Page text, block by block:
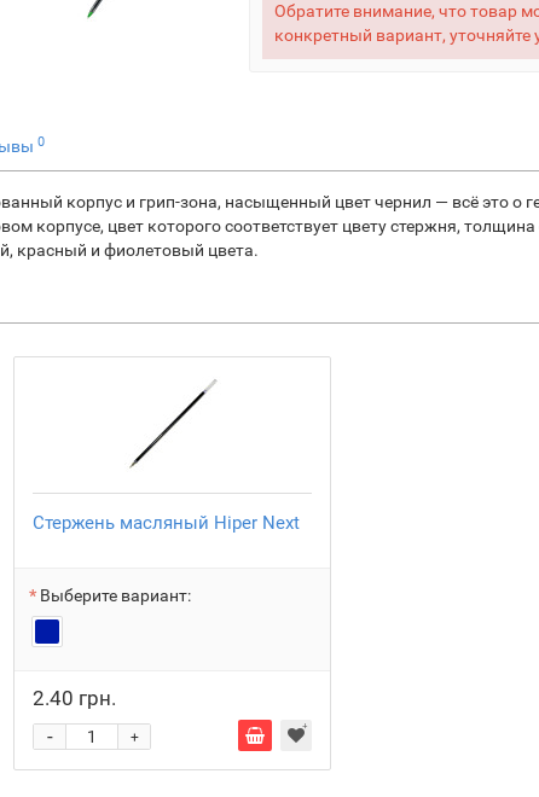
Обратите внимание, что товар
конкретный вариант,
0
корпус и грип-зона, насыщенный цвет чернил — всё это о
корпусе, цвет которого соответствует цвету стержня,
красный и фиолетовый цвета.
Стержень масляный Hiper Next
Выберите вариант:
2.40 грн.
+
-